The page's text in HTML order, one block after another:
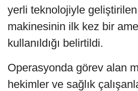
yerli teknolojiyle
makinesinin ilk kez bir
kullanıldığı belirtildi.
Operasyonda görev alan
hekimler ve sağlık